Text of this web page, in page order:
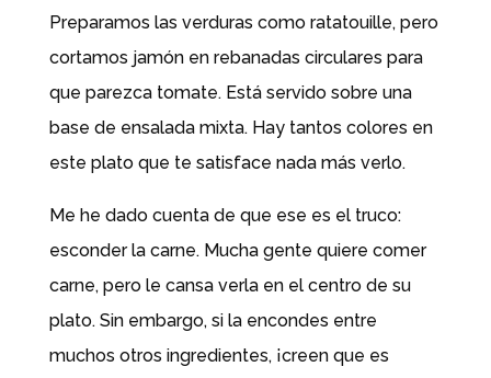
Preparamos las verduras como ratatouille, pero
cortamos jamón en rebanadas circulares para
que parezca tomate. Está servido sobre una
base de ensalada mixta. Hay tantos colores en
este plato que te satisface nada más verlo.
Me he dado cuenta de que ese es el truco:
esconder la carne. Mucha gente quiere comer
carne, pero le cansa verla en el centro de su
plato. Sin embargo, si la encondes entre
muchos otros ingredientes, ¡creen que es